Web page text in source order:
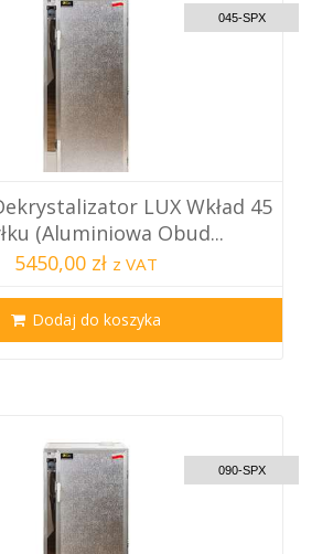
045-SPX
LUX Wkład 45
(aluminiowa Obud...
5450,00 zł z VAT
Dodaj do koszyka
090-SPX